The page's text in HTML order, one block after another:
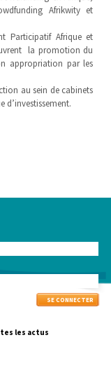
Afrikwity et
Participatif Afrique et
la promotion du
appropriation par les
au sein de cabinets
d’investissement.
les actus